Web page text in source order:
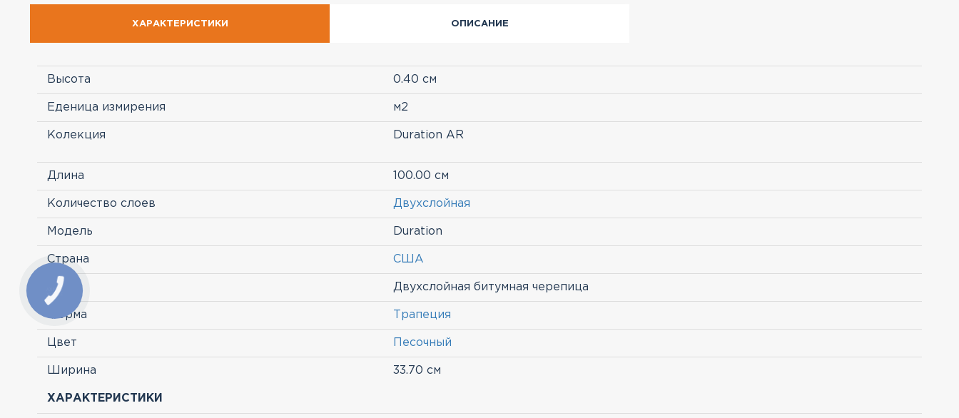
ХАРАКТЕРИСТИКИ ОПИСАНИЕ
Высота 0.40 см
Еденица измирения м2
Колекция Duration AR
Длина 100.00 см
Количество слоев Двухслойная
Модель Duration
Страна США
Тип Двухслойная битумная черепица
Форма Трапеция
Цвет Песочный
Ширина 33.70 см
ХАРАКТЕРИСТИКИ